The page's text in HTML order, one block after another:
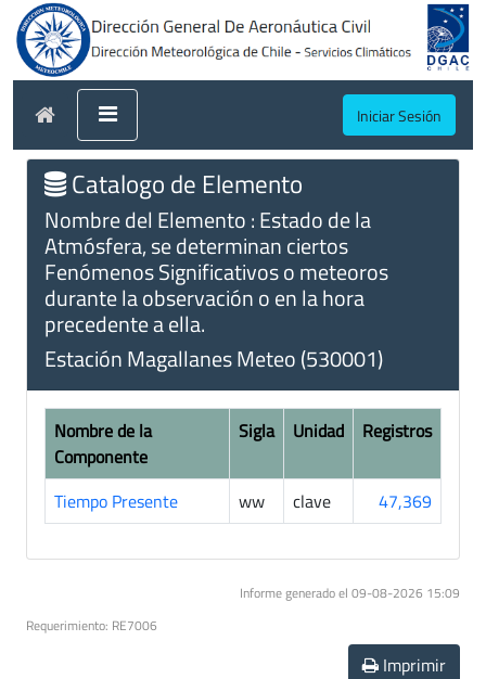
Iniciar Sesión
Catalogo de Elemento
Nombre del Elemento : Estado de la
Atmósfera, se determinan ciertos
Fenómenos Significativos o meteoros
durante la observación o en la hora
precedente a ella.
Estación Magallanes Meteo (530001)
Nombre de la
Componente
Sigla Unidad Registros
Tiempo Presente ww clave 47,369
Informe generado el 09-08-2026 15:09
Requerimiento: RE7006
Imprimir